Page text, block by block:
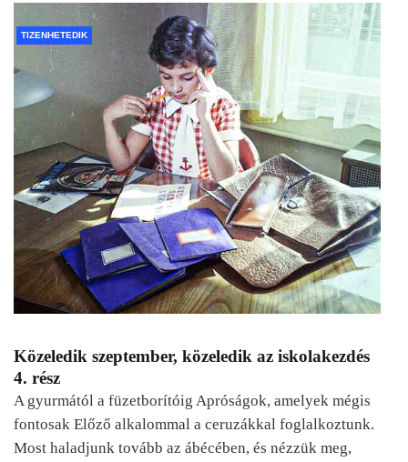
TIZENHETEDIK
Közeledik szeptember, közeledik az iskolakezdés
4. rész
A gyurmától a füzetborítóig Apróságok, amelyek mégis
fontosak Előző alkalommal a ceruzákkal foglalkoztunk.
Most haladjunk tovább az ábécében, és nézzük meg,